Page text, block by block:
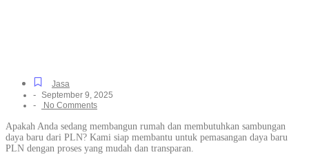
Jasa
- September 9, 2025
- No Comments
Apakah Anda sedang membangun rumah dan membutuhkan sambungan
daya baru dari PLN? Kami siap membantu untuk pemasangan daya baru
PLN dengan proses yang mudah dan transparan.